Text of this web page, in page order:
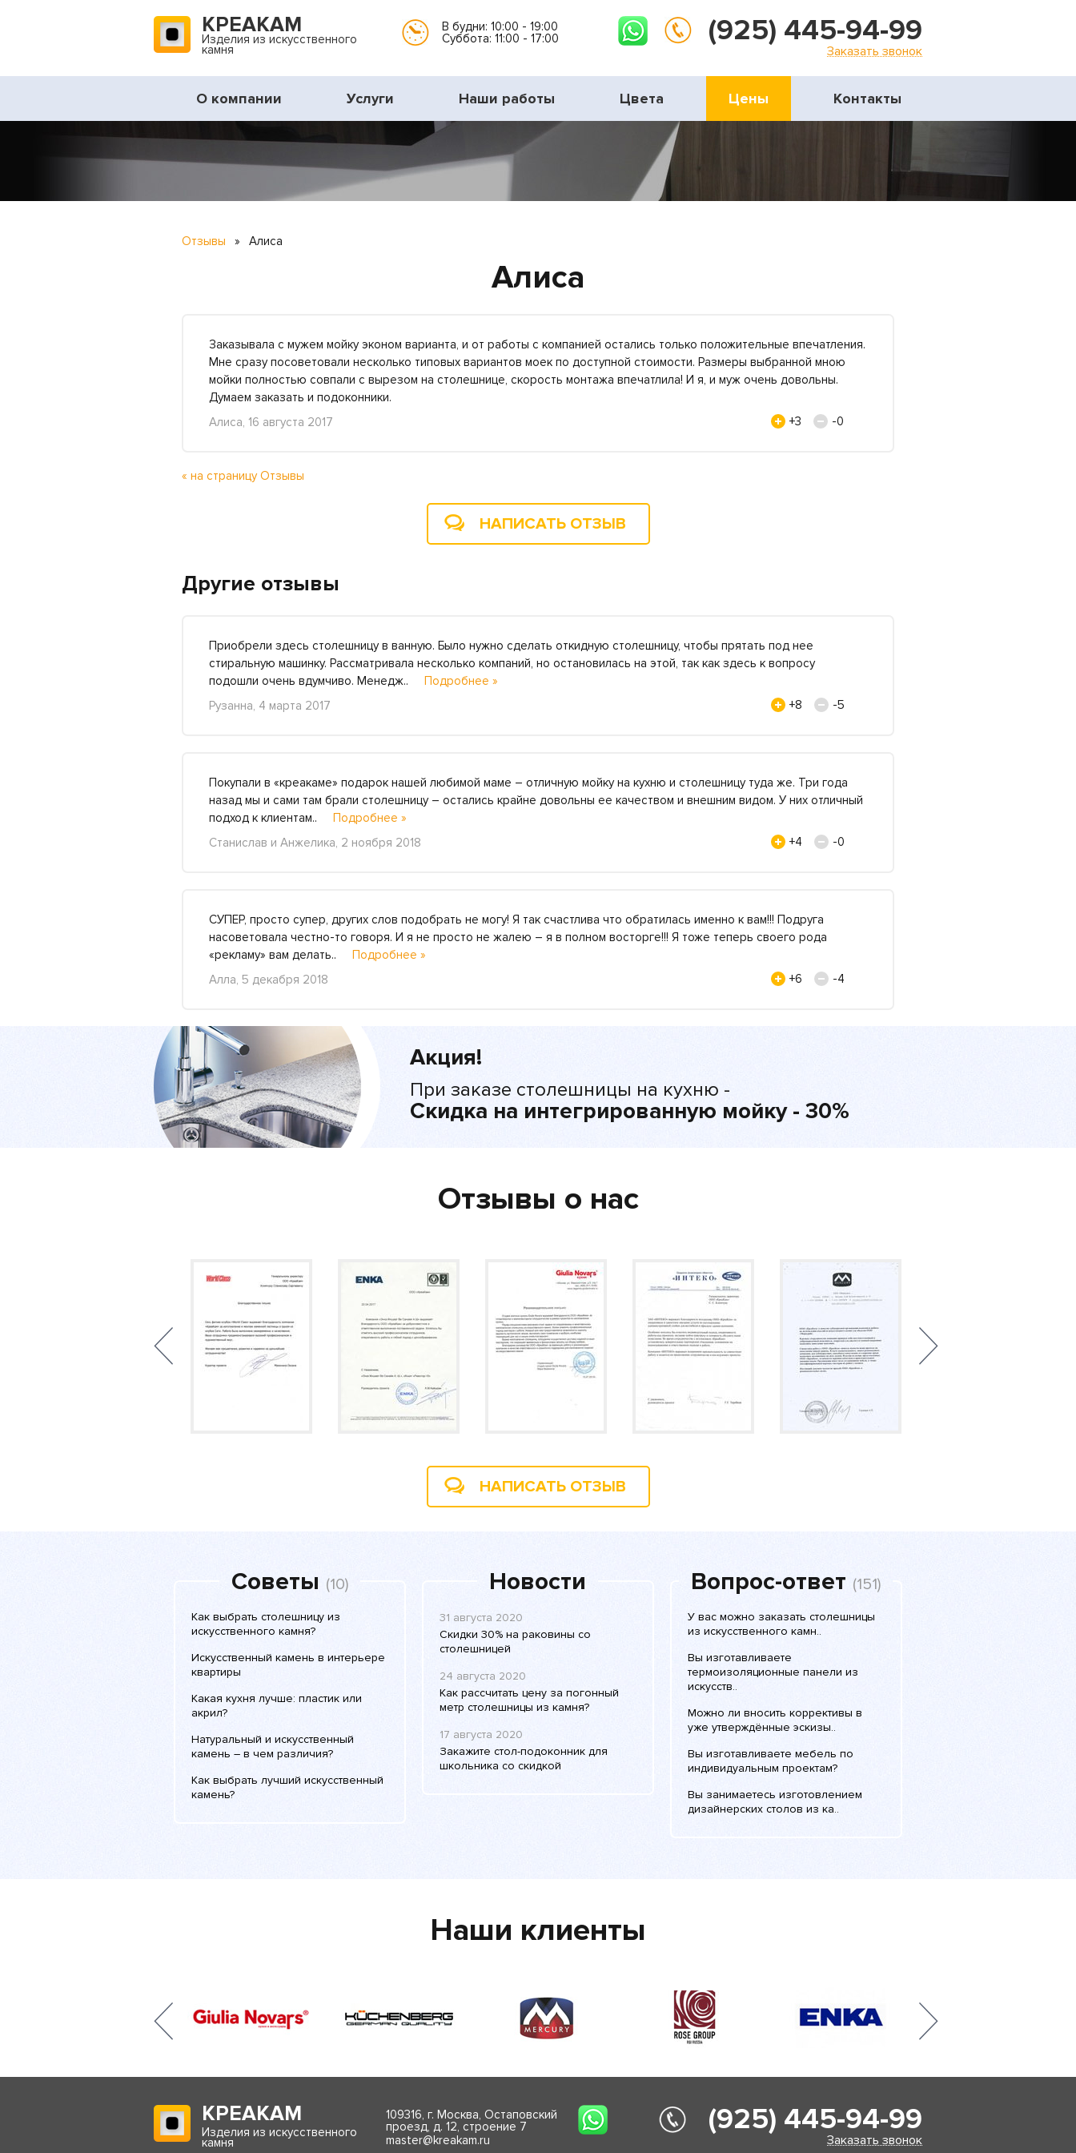
КРЕАКАМ
Изделия из искусственного
камня
В будни: 10:00 - 19:00
Суббота: 11:00 - 17:00
(925) 445-94-99
Заказать звонок
О компании Услуги Наши работы Цвета Цены Контакты
Отзывы » Алиса
Алиса
Заказывала с мужем мойку эконом варианта, и от работы с компанией остались только положительные впечатления.
Мне сразу посоветовали несколько типовых вариантов моек по доступной стоимости. Размеры выбранной мною
мойки полностью совпали с вырезом на столешнице, скорость монтажа впечатлила! И я, и муж очень довольны.
Думаем заказать и подоконники.
+3
-0
Алиса, 16 августа 2017
« на страницу Отзывы
НАПИСАТЬ ОТЗЫВ
Другие отзывы
Приобрели здесь столешницу в ванную. Было нужно сделать откидную столешницу, чтобы прятать под нее
стиральную машинку. Рассматривала несколько компаний, но остановилась на этой, так как здесь к вопросу
подошли очень вдумчиво. Менедж.. Подробнее »
+8
-5
Рузанна, 4 марта 2017
Покупали в «креакаме» подарок нашей любимой маме – отличную мойку на кухню и столешницу туда же. Три года
назад мы и сами там брали столешницу – остались крайне довольны ее качеством и внешним видом. У них отличный
подход к клиентам.. Подробнее »
+4
-0
Станислав и Анжелика, 2 ноября 2018
СУПЕР, просто супер, других слов подобрать не могу! Я так счастлива что обратилась именно к вам!!! Подруга
насоветовала честно-то говоря. И я не просто не жалею – я в полном восторге!!! Я тоже теперь своего рода
«рекламу» вам делать.. Подробнее »
+6
-4
Алла, 5 декабря 2018
Акция!
При заказе столешницы на кухню -
Скидка на интегрированную мойку - 30%
Отзывы о нас
НАПИСАТЬ ОТЗЫВ
Советы (10)
Как выбрать столешницу из
искусственного камня?
Искусственный камень в интерьере
квартиры
Какая кухня лучше: пластик или
акрил?
Натуральный и искусственный
камень – в чем различия?
Как выбрать лучший искусственный
камень?
Новости
31 августа 2020
Скидки 30% на раковины со
столешницей
24 августа 2020
Как рассчитать цену за погонный
метр столешницы из камня?
17 августа 2020
Закажите стол-подоконник для
школьника со скидкой
Вопрос-ответ (151)
У вас можно заказать столешницы
из искусственного камн..
Вы изготавливаете
термоизоляционные панели из
искусств..
Можно ли вносить коррективы в
уже утверждённые эскизы..
Вы изготавливаете мебель по
индивидуальным проектам?
Вы занимаетесь изготовлением
дизайнерских столов из ка..
Наши клиенты
КРЕАКАМ
Изделия из искусственного
камня
109316, г. Москва, Остаповский
проезд, д. 12, строение 7
master@kreakam.ru
(925) 445-94-99
Заказать звонок